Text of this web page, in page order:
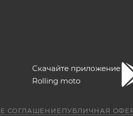
Скачайте приложение
Rolling moto
СОГЛАШЕНИЕПУБЛИЧНАЯ